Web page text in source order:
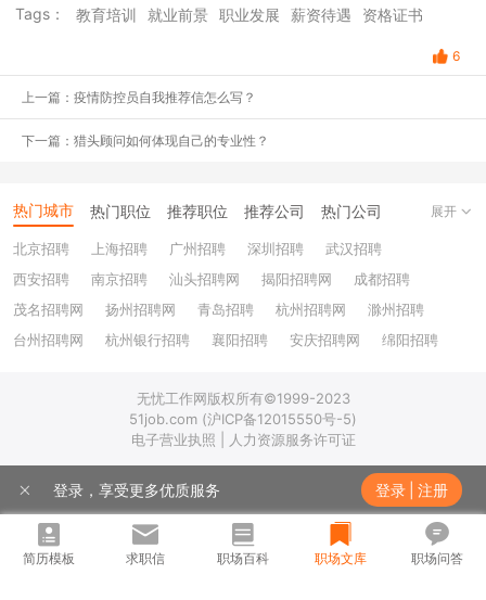
老师，收入会相对低一些，月薪在4000元左右；如果在兴趣班教小
就业机会
教学还是开个人工作室，都有稳定的市场需求，不仅全职的工作岗位
比较多，还有很多兼职岗位。
业者或者需要考取舞蹈三级以上的证书，还需要考取教师从业资格
证，这就对从业者的学历、普通话水平等有了更为严格的要求。
做兼职舞蹈老师，用人单位往往对有无教师资格证没有那么严格的限
制。当然，相对兼职来说，全职舞蹈老师的职业稳定性更好，就业机
职业发展
如果在中小学校担任舞蹈老师，那么职业发展相对有限，随着教龄的
增高有机会转岗为行政老师。如果在教育机构任职，那么所在企业规
模越大发展机会越多，可以从普通老师升职为资深老师，甚至是教育
机构的招牌老师，这样知名度、薪资收入都会大幅提升。若在个人工
Tags： 教育培训 就业前景 职业发展 薪资待遇 资格证书
6
上一篇：疫情防控员自我推荐信怎么写？
下一篇：猎头顾问如何体现自己的专业性？
热门城市 热门职位 推荐职位 推荐公司 热门公司
北京招聘 上海招聘 广州招聘 深圳招聘
武汉招聘
西安招聘
南京招聘 汕头招聘网 揭阳招聘网
成都招聘
茂名招聘网
扬州招聘网 青岛招聘 杭州招聘网
滁州招聘
台州招聘网
杭州银行招聘 襄阳招聘 安庆招聘网
绵阳招聘
上饶招聘网
展开
无忧工作网版权所有©1999-2023
51job.com (沪ICP备12015550号-5)
电子营业执照 | 人力资源服务许可证
登录，享受更多优质服务 登录 注册
简历模板 求职信 职场百科 职场文库 职场问答